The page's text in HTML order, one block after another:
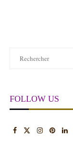
FOLLOW US